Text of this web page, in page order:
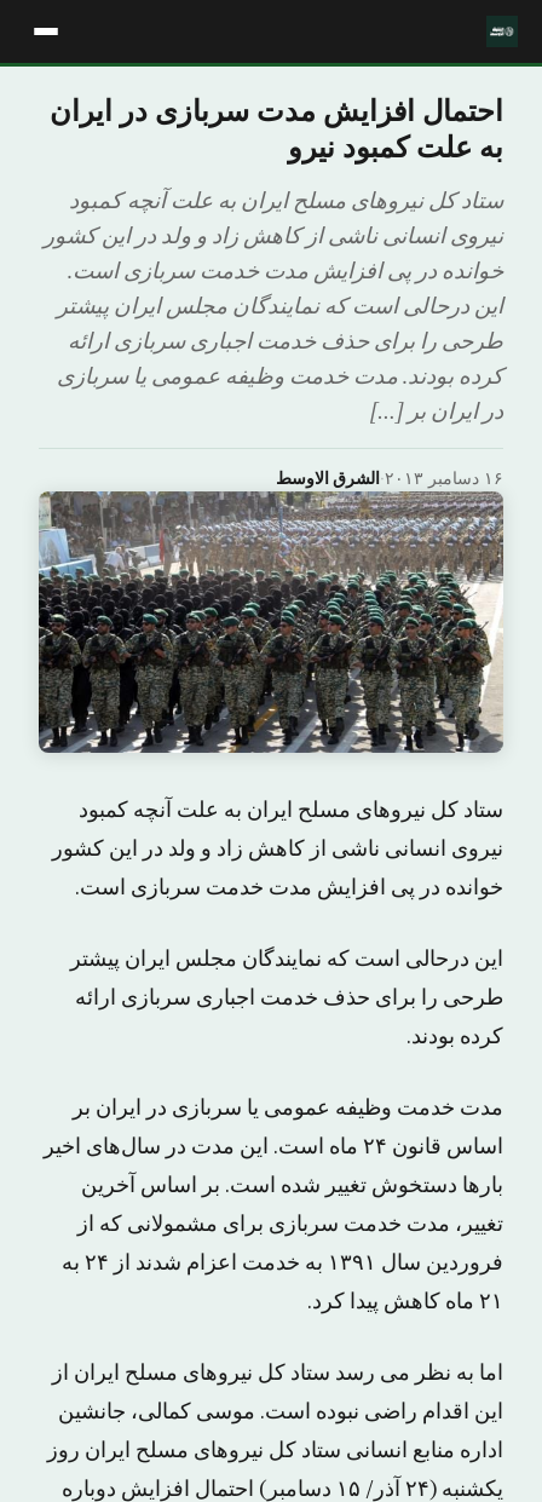
احتمال افزایش مدت سربازی در ایران
به علت کمبود نیرو
ستاد کل نیروهای مسلح ایران به علت آنچه کمبود
نیروی انسانی ناشی از کاهش زاد و ولد در این کشور
خوانده در پی افزایش مدت خدمت سربازی است.
این درحالی است که نمایندگان مجلس ایران پیشتر
طرحی را برای حذف خدمت اجباری سربازی ارائه
کرده بودند. مدت خدمت وظیفه عمومی یا سربازی
در ایران بر […]
الشرق الاوسط· ۱۶ دسامبر ۲۰۱۳
ستاد کل نیروهای مسلح ایران به علت آنچه کمبود
نیروی انسانی ناشی از کاهش زاد و ولد در این کشور
خوانده در پی افزایش مدت خدمت سربازی است.
این درحالی است که نمایندگان مجلس ایران پیشتر
طرحی را برای حذف خدمت اجباری سربازی ارائه
کرده بودند.
مدت خدمت وظیفه عمومی یا سربازی در ایران بر
اساس قانون ۲۴ ماه است. این مدت در سال‌های اخیر
بارها دستخوش تغییر شده است. بر اساس آخرین
تغییر، مدت خدمت سربازی برای مشمولانی که از
فروردین سال ۱۳۹۱ به خدمت اعزام شدند از ۲۴ به
۲۱ ماه کاهش پیدا کرد.
اما به نظر می رسد ستاد کل نیروهای مسلح ایران از
این اقدام راضی نبوده است. موسی کمالی، جانشین
اداره منابع انسانی ستاد کل نیروهای مسلح ایران روز
یکشنبه (۲۴ آذر/ ۱۵ دسامبر) احتمال افزایش دوباره